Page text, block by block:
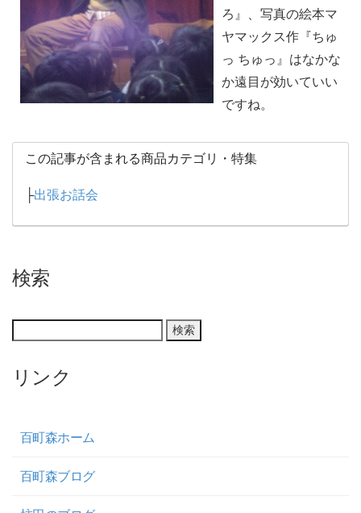
ろ』、写真の絵本マ
ヤマックス作『ちゅ
っ ちゅっ』はなかな
か遠目が効いていい
ですね。
この記事が含まれる商品カテゴリ・特集
├出張お話会
検索
リンク
百町森ホーム
百町森ブログ